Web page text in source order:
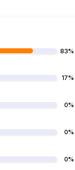
83%
17%
0%
0%
0%